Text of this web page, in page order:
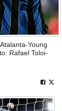
Young
Rafael Toloi-